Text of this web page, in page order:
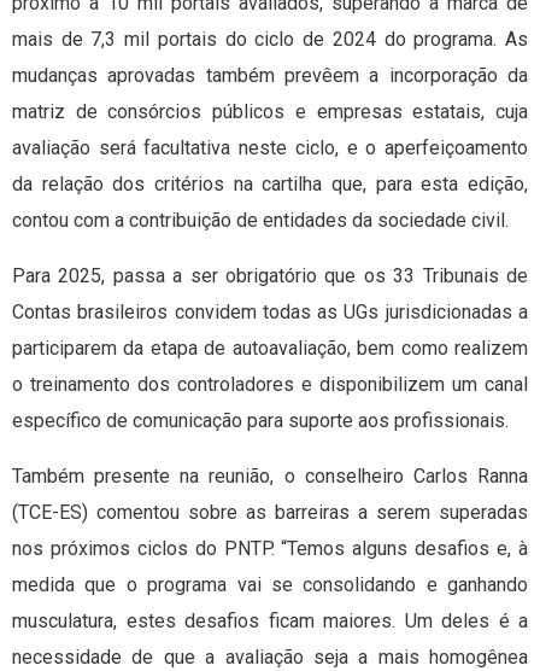
mais de 7,3 mil portais do ciclo de 2024 do programa. As
mudanças aprovadas também prevêem a incorporação da
matriz de consórcios públicos e empresas estatais, cuja
avaliação será facultativa neste ciclo, e o aperfeiçoamento
da relação dos critérios na cartilha que, para esta edição,
contou com a contribuição de entidades da sociedade civil.
Para 2025, passa a ser obrigatório que os 33 Tribunais de
Contas brasileiros convidem todas as UGs jurisdicionadas a
participarem da etapa de autoavaliação, bem como realizem
o treinamento dos controladores e disponibilizem um canal
específico de comunicação para suporte aos profissionais.
Também presente na reunião, o conselheiro Carlos Ranna
(TCE-ES) comentou sobre as barreiras a serem superadas
nos próximos ciclos do PNTP. “Temos alguns desafios e, à
medida que o programa vai se consolidando e ganhando
musculatura, estes desafios ficam maiores. Um deles é a
necessidade de que a avaliação seja a mais homogênea